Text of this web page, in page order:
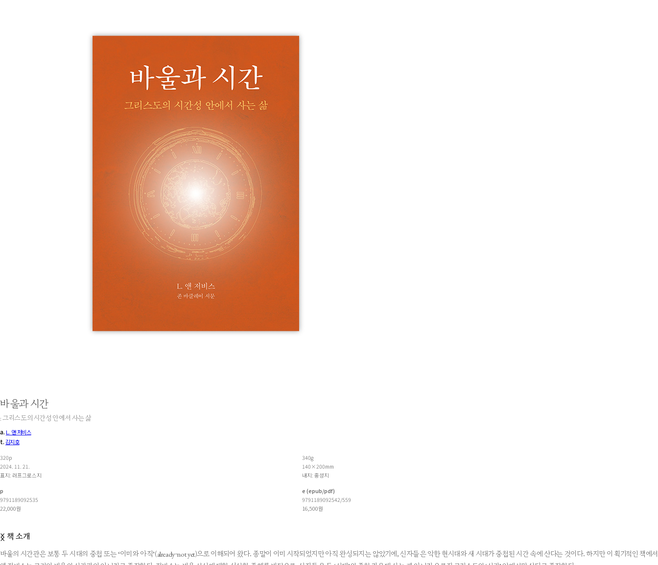
바울과 시간
: 그리스도의 시간성 안에서 사는 삶
a.L. 앤 저비스
t.김지호
320p
340g
2024. 11. 21.
140×200mm
표지: 러프그로스지
내지: 중성지
p
e (epub/pdf)
9791189092535
9791189092542/559
22,000원
16,500원
ᛝ 책 소개
바울의 시간관은 보통 두 시대의 중첩 또는 ‘이미와 아직’(already-not yet)으로 이해되어 왔다. 종말이 이미 시작되었지만 아직 완성되지는 않았기에, 신자들은 악한 현시대와 새 시대가 중첩된 시간 속에 산다는 것이다. 하지만 이 획기적인 책에서